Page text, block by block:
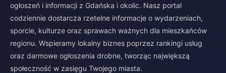
ogłoszeń i informacji z Gdańska i okolic. Nasz portal
codziennie dostarcza rzetelne informacje o wydarzeniach,
sporcie, kulturze oraz sprawach ważnych dla mieszkańców
regionu. Wspieramy lokalny biznes poprzez rankingi usług
oraz darmowe ogłoszenia drobne, tworząc największą
społeczność w zasięgu Twojego miasta.